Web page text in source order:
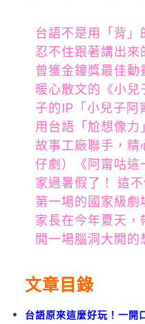
台語不是用「背」
忍不住跟著講出來
曾獲金鐘獎最佳
暖心散文的《小
子的IP「小兒子阿
用台語「尬想像
故事工廠聯手，精
仔劇）《阿甯咕這
家過暑假了！ 這
第一場的國家級劇
家長在今年夏天，
開一場腦洞大開的
文章目錄
台語原來這麼好玩！一開